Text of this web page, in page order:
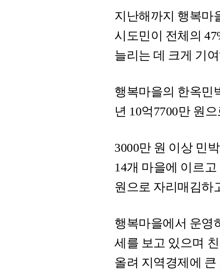
지난해까지 행복마
시도민이 전체의
늘리는 데 크게 기
행복마을의 한옥민
년 10억7700만 원
3000만 원 이상 민
14개 마을에 이르
원으로 자리매김하
행복마을에서 운영
세를 보고 있으며
올려 지역경제에